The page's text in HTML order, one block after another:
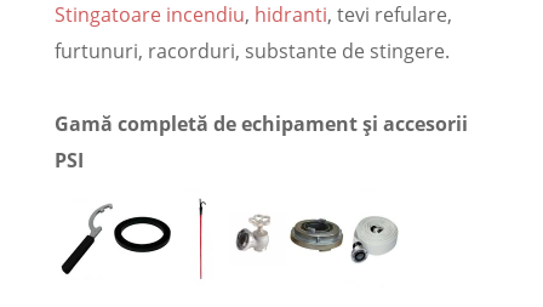
Stingatoare incendiu, hidranti, tevi refulare,
furtunuri, racorduri, substante de stingere.
Gamă completă de echipament și accesorii
PSI